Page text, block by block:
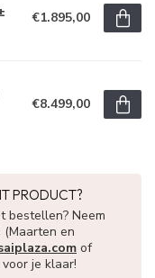
€1.895,00
€8.499,00
PRODUCT?
bestellen? Neem
en
of
je klaar!